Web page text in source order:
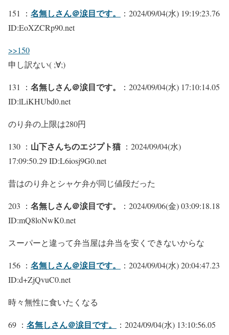
151 ： 名無しさん＠涙目です。
：2024/09/04(水) 19:19:23.76
ID:EoXZCRp90.net
>>150
申し訳ない( ;∀;)
131 ： 名無しさん＠涙目です。
：2024/09/04(水) 17:10:14.05
ID:lLiKHUbd0.net
のり弁の上限は280円
130 ： 山下さんちのエジプト猫 ：2024/09/04(水)
17:09:50.29 ID:L6iosj9G0.net
昔はのり弁とシャケ弁が同じ値段だった
203 ： 名無しさん＠涙目です。
：2024/09/06(金) 03:09:18.18
ID:mQ8loNwK0.net
スーパーと違って弁当屋は弁当を安くできないからな
156 ： 名無しさん＠涙目です。
：2024/09/04(水) 20:04:47.23
ID:d+ZjQvuC0.net
時々無性に食いたくなる
69 ： 名無しさん＠涙目です。
：2024/09/04(水) 13:10:56.05